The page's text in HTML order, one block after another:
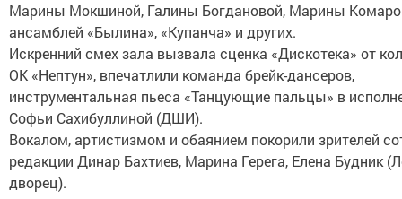
Марины Мокшиной, Галины Богдановой, Марины
ансамблей «Былина», «Купанча» и других.
Искренний смех зала вызвала сценка «Дискотека» от
ОК «Нептун», впечатлили команда брейк-дансеров,
инструментальная пьеса «Танцующие пальцы» в
Софьи Сахибуллиной (ДШИ).
Вокалом, артистизмом и обаянием покорили зрителей
редакции Динар Бахтиев, Марина Герега, Елена Будник
дворец).